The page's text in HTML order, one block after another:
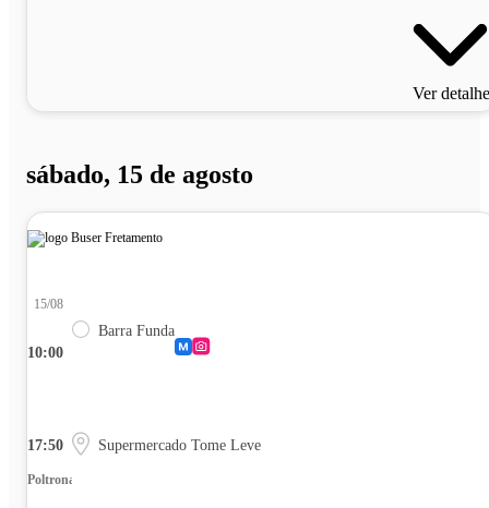
Ver
sábado, 15 de agosto
10:00
15/08
Barra Funda
17:50 Supermercado Tome Leve
Poltrona